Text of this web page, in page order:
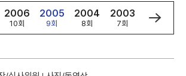
2006
10회
2005
9회
2004
8회
2003
7회
2002
6회